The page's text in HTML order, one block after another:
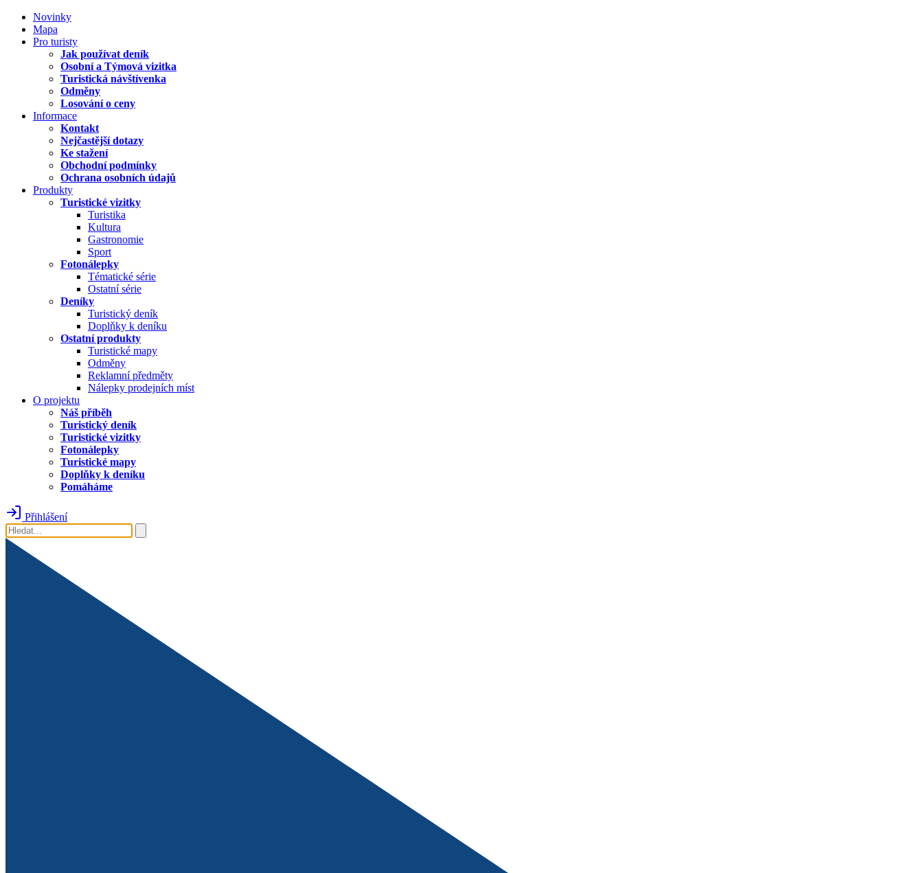
Novinky
Mapa
Pro turisty
Jak používat deník
Osobní a Týmová vizitka
Turistická návštívenka
Odměny
Losování o ceny
Informace
Kontakt
Nejčastější dotazy
Ke stažení
Obchodní podmínky
Ochrana osobních údajů
Produkty
Turistické vizitky
Turistika
Kultura
Gastronomie
Sport
Fotonálepky
Tématické série
Ostatní série
Deníky
Turistický deník
Doplňky k deníku
Ostatní produkty
Turistické mapy
Odměny
Reklamní předměty
Nálepky prodejních míst
O projektu
Náš příběh
Turistický deník
Turistické vizitky
Fotonálepky
Turistické mapy
Doplňky k deníku
Pomáháme
Přihlášení